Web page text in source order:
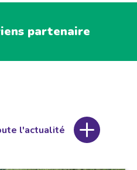
partenaire
l'actualité